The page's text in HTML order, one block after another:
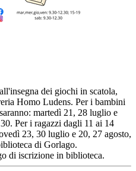
dei giochi in scatola,
Homo Ludens. Per i bambini
martedì 21, 28 luglio e
Per i ragazzi dagli 11 ai 14
23, 30 luglio e 20, 27 agosto,
di Gorlago.
di iscrizione in biblioteca.